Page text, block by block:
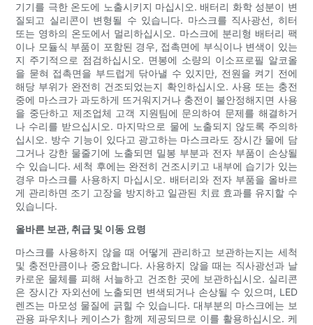
기기를 극한 온도에 노출시키지 마십시오. 배터리 화학 성분이 변
질되고 실리콘이 변형될 수 있습니다. 마스크를 직사광선, 히터
또는 영하의 온도에서 멀리하십시오. 마스크에 분리형 배터리 팩
이나 모듈식 부품이 포함된 경우, 접촉면에 부식이나 변색이 있는
지 주기적으로 점검하십시오. 면봉에 소량의 이소프로필 알코올
을 묻혀 접촉면을 부드럽게 닦아낼 수 있지만, 전원을 켜기 전에
해당 부위가 완전히 건조되었는지 확인하십시오. 사용 또는 충전
중에 마스크가 과도하게 뜨거워지거나 충전이 불안정해지면 사용
을 중단하고 제조업체 고객 지원팀에 문의하여 문제를 해결하거
나 수리를 받으십시오. 마지막으로 물에 노출되지 않도록 주의하
십시오. 방수 기능이 있다고 광고하는 마스크라도 장시간 물에 담
그거나 강한 물줄기에 노출되면 밀봉 부분과 전자 부품이 손상될
수 있습니다. 세척 후에는 완전히 건조시키고 내부에 습기가 있는
경우 마스크를 사용하지 마십시오. 배터리와 전자 부품을 올바르
게 관리하면 조기 고장을 방지하고 일관된 치료 효과를 유지할 수
있습니다.
올바른 보관, 취급 및 이동 요령
마스크를 사용하지 않을 때 어떻게 관리하고 보관하는지는 세척
및 충전만큼이나 중요합니다. 사용하지 않을 때는 직사광선과 날
카로운 물체를 피해 서늘하고 건조한 곳에 보관하십시오. 실리콘
은 장시간 자외선에 노출되면 변색되거나 손상될 수 있으며, LED
렌즈는 마모성 물질에 긁힐 수 있습니다. 대부분의 마스크에는 보
관용 파우치나 케이스가 함께 제공되므로 이를 활용하십시오. 케